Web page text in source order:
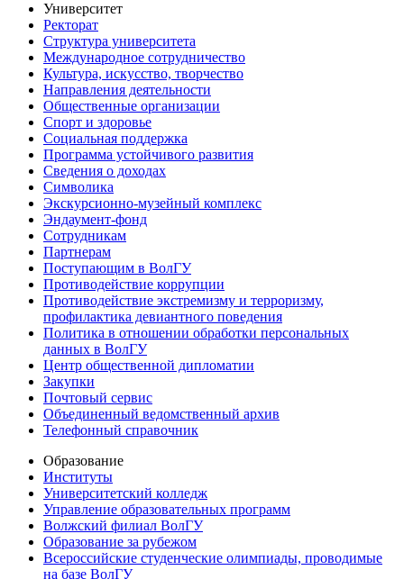
Университет
Ректорат
Структура университета
Международное сотрудничество
Культура, искусство, творчество
Направления деятельности
Общественные организации
Спорт и здоровье
Социальная поддержка
Программа устойчивого развития
Сведения о доходах
Символика
Экскурсионно-музейный комплекс
Эндаумент-фонд
Сотрудникам
Партнерам
Поступающим в ВолГУ
Противодействие коррупции
Противодействие экстремизму и терроризму,
профилактика девиантного поведения
Политика в отношении обработки персональных
данных в ВолГУ
Центр общественной дипломатии
Закупки
Почтовый сервис
Объединенный ведомственный архив
Телефонный справочник
Образование
Институты
Университетский колледж
Управление образовательных программ
Волжский филиал ВолГУ
Образование за рубежом
Всероссийские студенческие олимпиады, проводимые
на базе ВолГУ